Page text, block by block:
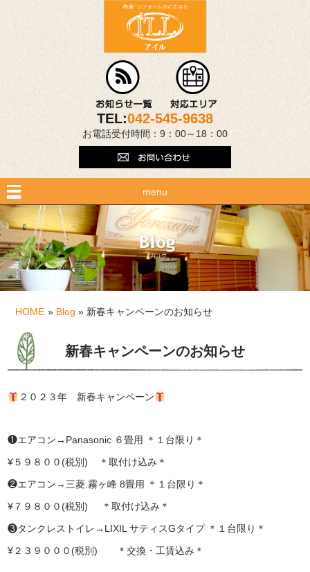
TEL:042-545-9638
お電話受付時間：9：00～18：00
menu
HOME » Blog » 新春キャンペーンのお知らせ
新春キャンペーンのお知らせ
２０２３年 新春キャンペーン
❶エアコン→Panasonic ６畳用 ＊１台限り＊
¥５９８００(税別) ＊取付け込み＊
❷エアコン→三菱.霧ヶ峰 8畳用 ＊１台限り＊
¥７９８００(税別) ＊取付け込み＊
❸タンクレストイレ→LIXIL サティスGタイプ ＊１台限り＊
¥２３９０００(税別) ＊交換・工賃込み＊